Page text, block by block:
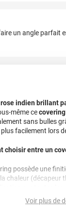
un angle parfait
indien brillant
même ce
sans bulles
facilement lors
choisir entre un
possède une
chaleur (décapeur
pour un total
sur les
Voir plus de